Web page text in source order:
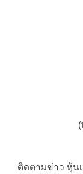
ติดตามข่าว หุ้นเ